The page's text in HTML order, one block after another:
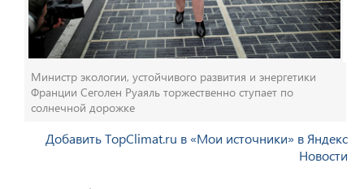
Министр экологии, устойчивого развития и энергетики
Франции Сеголен Руаяль торжественно ступает по
солнечной дорожке
Добавить TopClimat.ru в «Мои источники» в Яндекс
Новости